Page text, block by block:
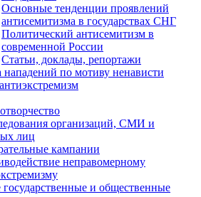
Основные тенденции проявлений
антисемитизма в государствах СНГ
Политический антисемитизм в
современной России
Статьи, доклады, репортажи
нападений по мотиву ненависти
организаций, СМИ и
лиц
кампании
неправомерному
и общественные